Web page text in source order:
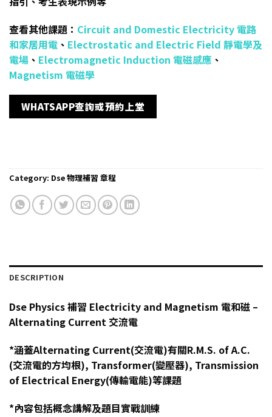
查看其他課題： Circuit and Domestic Electricity 電路
和家居用電 、 Electrostatic and Electric Field 靜電學及
電場 、 Electromagnetic Induction 電磁感應 、
Magnetism 電磁學
WHATSAPP查詢或預約上堂
Category: Dse 物理補習 章程
DESCRIPTION
Dse Physics 補習 Electricity and Magnetism 電和磁 –
Alternating Current 交流電
*涵蓋Alternating Current(交流電)有關R.M.S. of A.C.
(交流電的方均根), Transformer(變壓器), Transmission
of Electrical Energy(傳輸電能)等課題
*內容包括概念講解及題目實戰訓練